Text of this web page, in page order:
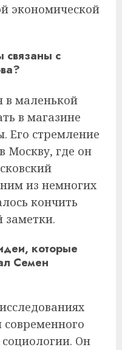
экономической
связаны с
в маленькой
в магазине
Его стремление
Москву, где он
из немногих
кончить
заметки.
которые
Семен
Он